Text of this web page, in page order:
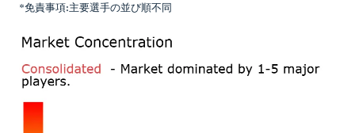
*免責事項:主要選手の並び順不同